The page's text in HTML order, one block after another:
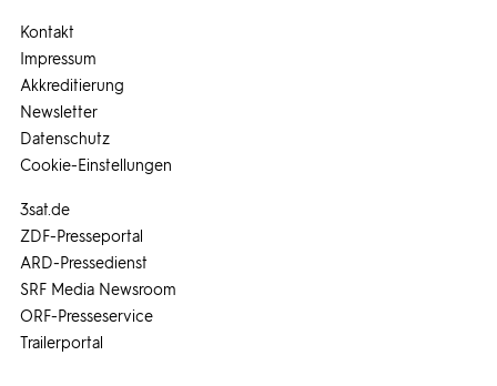
3sat.de
ZDF-Presseportal
ARD-Pressedienst
SRF Media Newsroom
ORF-Presseservice
Trailerportal
Kontakt
Impressum
Akkreditierung
Newsletter
Datenschutz
Cookie-Einstellungen